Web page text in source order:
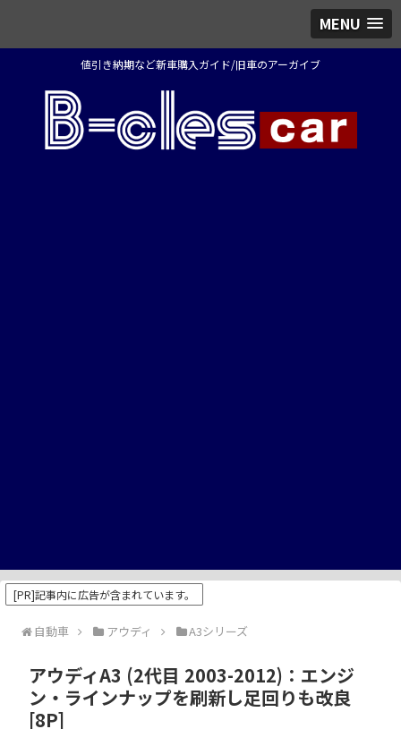
MENU
値引き納期など新車購入ガイド/旧車のアーガイブ
[PR]記事内に広告が含まれています。
自動車 アウディ A3シリーズ
アウディA3 (2代目 2003-2012)：エンジ
ン・ラインナップを刷新し足回りも改良
[8P]